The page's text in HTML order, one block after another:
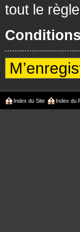
tout le
Index du Site Index du